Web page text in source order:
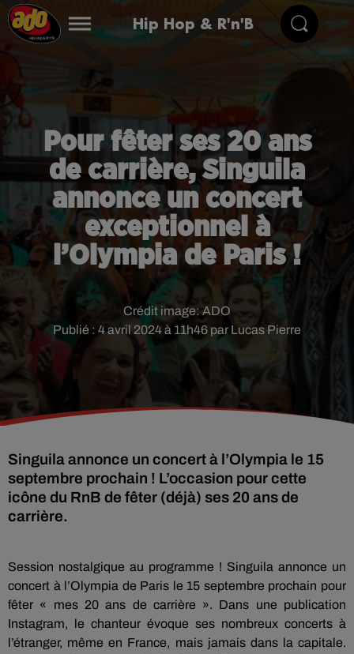
Hip Hop & R'n'B
Pour fêter ses 20 ans
de carrière, Singuila
annonce un concert
exceptionnel à
l’Olympia de Paris !
Publié : 4 avril 2024 à 11h46 par Lucas Pierre
Crédit image:ADO
Singuila annonce un concert à l’Olympia le 15
septembre prochain ! L’occasion pour cette
icône du RnB de fêter (déjà) ses 20 ans de
carrière.
Session nostalgique au programme ! Singuila annonce un
concert à l’Olympia de Paris le 15 septembre prochain pour
fêter « mes 20 ans de carrière ». Dans une publication
Instagram, le chanteur évoque ses nombreux concerts à
l’étranger, même en France, mais jamais dans la capitale.